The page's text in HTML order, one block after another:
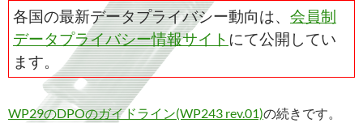
プ
各国の最新データプライバシー動向は、 会員制
データプライバシー情報サイト にて公開してい
ます。
WP29のDPOのガイドライン(WP243 rev.01)の続きです。